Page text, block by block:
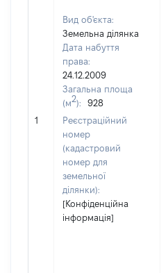
1
Вид об'єкта:
Земельна ділянка
Дата набуття
права:
24.12.2009
Загальна площа
(м2):
928
Реєстраційний
номер
(кадастровий
номер для
земельної
ділянки):
[Конфіденційна
інформація]